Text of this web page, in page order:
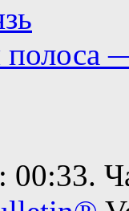
полоса
00:33.